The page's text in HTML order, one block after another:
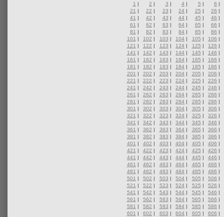
1 | 2 | 3 | 4 | 5 | 6 |
21 | 22 | 23 | 24 | 25 | 26 |
41 | 42 | 43 | 44 | 45 | 46 |
61 | 62 | 63 | 64 | 65 | 66 |
81 | 82 | 83 | 84 | 85 | 86 |
101 | 102 | 103 | 104 | 105 | 106 |
121 | 122 | 123 | 124 | 125 | 126 |
141 | 142 | 143 | 144 | 145 | 146 |
161 | 162 | 163 | 164 | 165 | 166 |
181 | 182 | 183 | 184 | 185 | 186 |
201 | 202 | 203 | 204 | 205 | 206 |
221 | 222 | 223 | 224 | 225 | 226 |
241 | 242 | 243 | 244 | 245 | 246 |
261 | 262 | 263 | 264 | 265 | 266 |
281 | 282 | 283 | 284 | 285 | 286 |
301 | 302 | 303 | 304 | 305 | 306 |
321 | 322 | 323 | 324 | 325 | 326 |
341 | 342 | 343 | 344 | 345 | 346 |
361 | 362 | 363 | 364 | 365 | 366 |
381 | 382 | 383 | 384 | 385 | 386 |
401 | 402 | 403 | 404 | 405 | 406 |
421 | 422 | 423 | 424 | 425 | 426 |
441 | 442 | 443 | 444 | 445 | 446 |
461 | 462 | 463 | 464 | 465 | 466 |
481 | 482 | 483 | 484 | 485 | 486 |
501 | 502 | 503 | 504 | 505 | 506 |
521 | 522 | 523 | 524 | 525 | 526 |
541 | 542 | 543 | 544 | 545 | 546 |
561 | 562 | 563 | 564 | 565 | 566 |
581 | 582 | 583 | 584 | 585 | 586 |
601 | 602 | 603 | 604 | 605 | 606 |